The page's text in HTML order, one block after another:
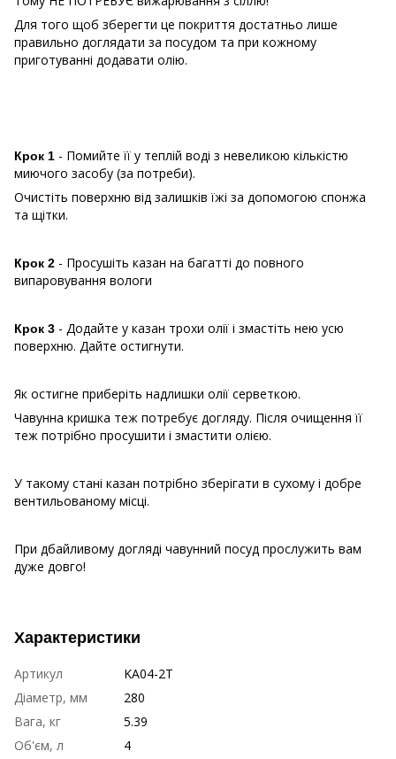
Для того щоб зберегти це покриття достатньо лише
правильно доглядати за посудом та при кожному
приготуванні додавати олію.
Крок 1 - Помийте її у теплій воді з невеликою кількістю
миючого засобу (за потреби).
Очистіть поверхню від залишків їжі за допомогою спонжа
та щітки.
Крок 2 - Просушіть казан на багатті до повного
випаровування вологи
Крок 3 - Додайте у казан трохи олії і змастіть нею усю
поверхню. Дайте остигнути.
Як остигне приберіть надлишки олії серветкою.
Чавунна кришка теж потребує догляду. Після очищення її
теж потрібно просушити і змастити олією.
У такому стані казан потрібно зберігати в сухому і добре
вентильованому місці.
При дбайливому догляді чавунний посуд прослужить вам
дуже довго!
Характеристики
Артикул
KA04-2T
Діаметр, мм
280
Вага, кг
5.39
Об'єм, л
4